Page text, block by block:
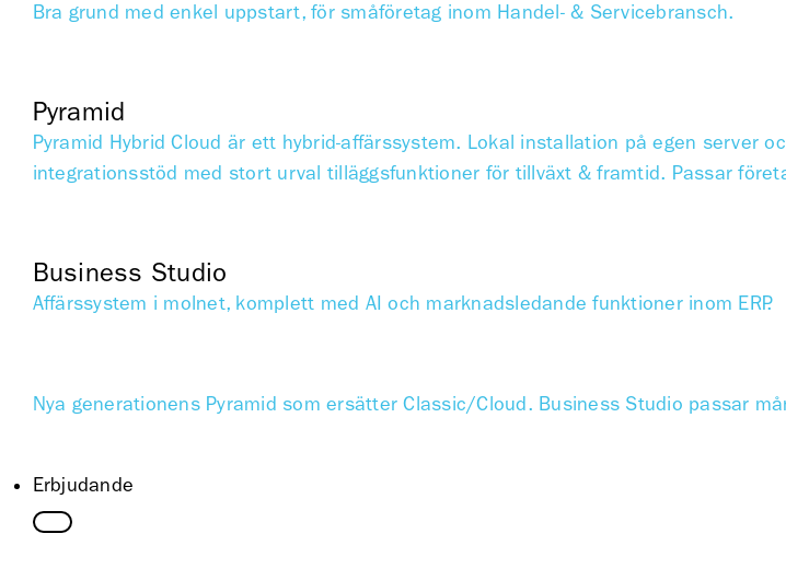
Bra grund med enkel uppstart, för småföretag inom Handel- & Servicebransch.
Pyramid
Pyramid Hybrid Cloud är ett hybrid-affärssystem. Lokal installation på egen server
integrationsstöd med stort urval tilläggsfunktioner för tillväxt & framtid. Passar
Business Studio
Affärssystem i molnet, komplett med AI och marknadsledande funktioner inom ERP.
Nya generationens Pyramid som ersätter Classic/Cloud. Business Studio passar
Erbjudande